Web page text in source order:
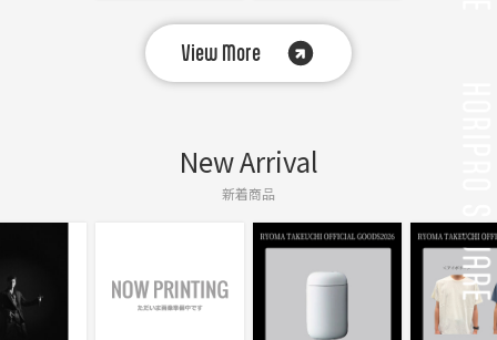
View More
New Arrival
新着商品